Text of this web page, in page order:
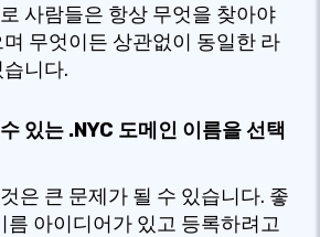
사람들은 항상 무엇을 찾아야
무엇이든 상관없이 동일한 라
니다.
있는 .NYC 도메인 이름을 선택
은 큰 문제가 될 수 있습니다. 좋
름 아이디어가 있고 등록하려고